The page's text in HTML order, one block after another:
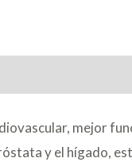
mejor
y el hígado,